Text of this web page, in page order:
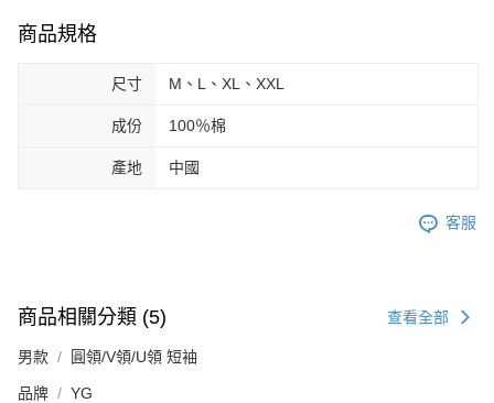
商品規格
尺寸 M、L、XL、XXL
成份 100％棉
產地 中國
客服
商品相關分類 (5) 查看全部
男款 圓領/V領/U領 短袖
品牌 YG